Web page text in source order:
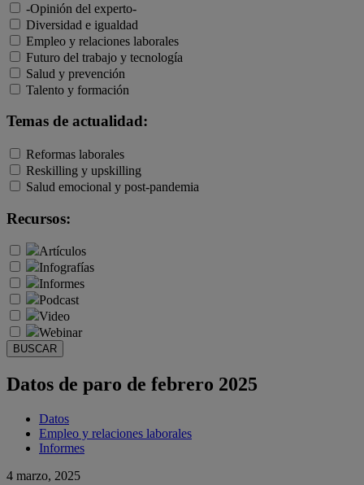
-Opinión del experto-
Diversidad e igualdad
Empleo y relaciones laborales
Futuro del trabajo y tecnología
Salud y prevención
Talento y formación
Temas de actualidad:
Reformas laborales
Reskilling y upskilling
Salud emocional y post-pandemia
Recursos:
Artículos
Infografías
Informes
Podcast
Video
Webinar
BUSCAR
Datos de paro de febrero 2025
Datos
Empleo y relaciones laborales
Informes
4 marzo, 2025